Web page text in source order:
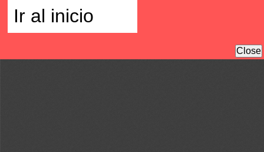
Ir al inicio
Close